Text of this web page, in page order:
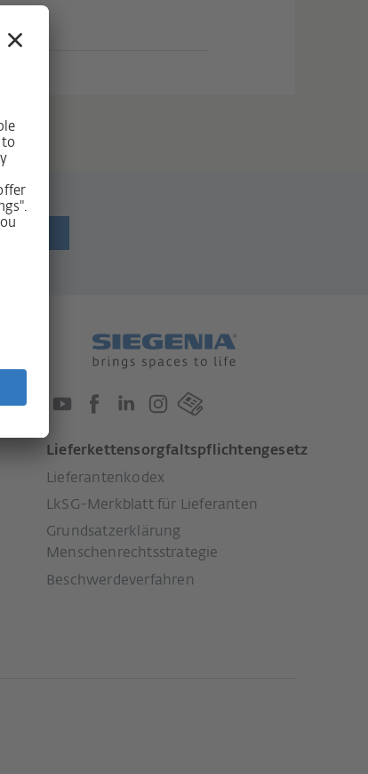
Lieferkettensorgfaltspflichtengesetz
Lieferantenkodex
LkSG-Merkblatt für Lieferanten
Grundsatzerklärung
Menschenrechtsstrategie
Beschwerdeverfahren